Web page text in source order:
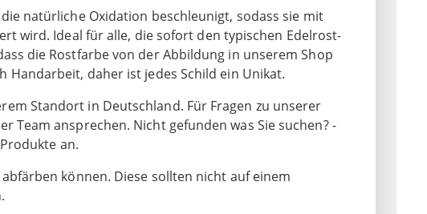
natürliche Oxidation beschleunigt, sodass sie mit
wird. Ideal für alle, die sofort den typischen Edelrost-
die Rostfarbe von der Abbildung in unserem Shop
Handarbeit, daher ist jedes Schild ein Unikat.
Standort in Deutschland. Für Fragen zu unserer
Team ansprechen. Nicht gefunden was Sie suchen? -
an.
können. Diese sollten nicht auf einem